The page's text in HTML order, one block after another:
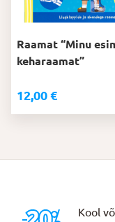
Raamat “Minu
keharaamat”
12,00 €
Kool